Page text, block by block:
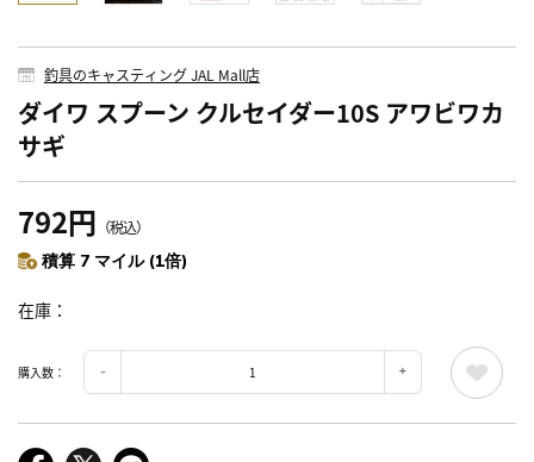
釣具のキャスティング JAL Mall店
ダイワ スプーン クルセイダー10S アワビワカ
サギ
792円 （税込）
積算 7 マイル (1倍)
在庫
購入数：